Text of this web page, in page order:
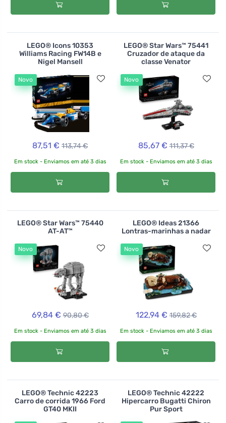
LEGO® Icons 10353
Williams Racing FW14B e
Nigel Mansell
Novo
87,51 € 113,74 €
Em stock - Enviamos em até 3 dias
LEGO® Star Wars™ 75441
Cruzador de ataque da
classe Venator
Novo
85,67 € 111,37 €
Em stock - Enviamos em até 3 dias
LEGO® Star Wars™ 75440
AT-AT™
Novo
69,84 € 90,80 €
Em stock - Enviamos em até 3 dias
LEGO® Ideas 21366
Lontras-marinhas a nadar
Novo
122,94 € 159,82 €
Em stock - Enviamos em até 3 dias
LEGO® Technic 42223
Carro de corrida 1966 Ford
GT40 MKII
LEGO® Technic 42222
Hipercarro Bugatti Chiron
Pur Sport